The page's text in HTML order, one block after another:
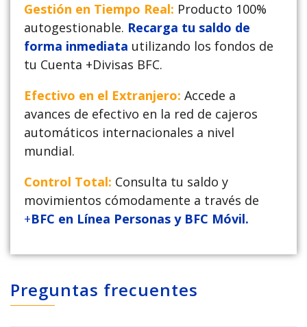
Gestión en Tiempo Real: Producto 100%
autogestionable. Recarga tu saldo de
forma inmediata utilizando los fondos de
tu Cuenta +Divisas BFC.
Efectivo en el Extranjero: Accede a
avances de efectivo en la red de cajeros
automáticos internacionales a nivel
mundial.
Control Total: Consulta tu saldo y
movimientos cómodamente a través de
+BFC en Línea Personas y BFC Móvil.
Preguntas frecuentes